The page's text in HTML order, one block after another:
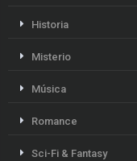
Historia
Misterio
Música
Romance
Sci-Fi & Fantasy